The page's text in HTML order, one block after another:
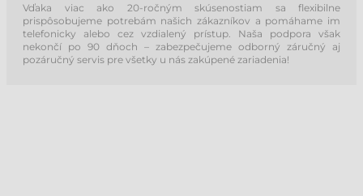
Vďaka viac ako 20-ročným skúsenostiam sa flexibilne
prispôsobujeme potrebám našich zákazníkov a pomáhame im
telefonicky alebo cez vzdialený prístup. Naša podpora však
nekončí po 90 dňoch – zabezpečujeme odborný záručný aj
pozáručný servis pre všetky u nás zakúpené zariadenia!